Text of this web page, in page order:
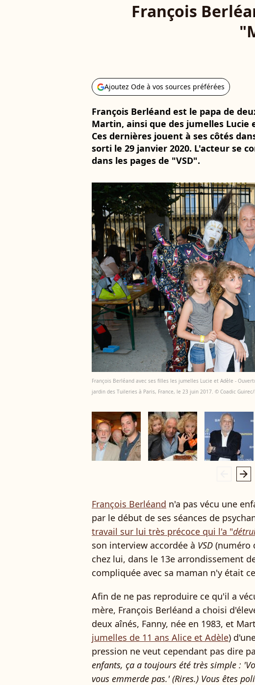
François
Ajoutez Ode à vos sources préférées
François Berléand est le papa de
Martin, ainsi que des jumelles Lucie
Ces dernières jouent à ses côtés
sorti le 29 janvier 2020. L'acteur se
dans les pages de "VSD".
François Berléand avec ses filles les jumelles Lucie et Adèle -
jardin des Tuileries à Paris, France, le 23 juin 2017. © Coadic
arrow_right
François Berléand n'a pas vécu une
par le début de ses séances de
travail sur lui très précoce qui l'a "
son interview accordée à VSD (numéro
chez lui, dans le 13e arrondissement
compliquée avec sa maman n'y était
Afin de ne pas reproduire ce qu'il a
mère, François Berléand a choisi
deux aînés, Fanny, née en 1983, et
jumelles de 11 ans Alice et Adèle)
pression ne veut cependant pas dire
enfants, ça a toujours été très simple :
vous emmerde pas.' (Rires.) Vous êtes